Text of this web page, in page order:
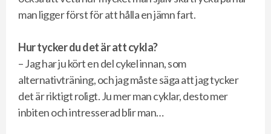
man ligger först för att hålla en jämn fart.
Hur tycker du det är att cykla?
– Jag har ju kört en del cykel innan, som
alternativträning, och jag måste säga att jag tycker
det är riktigt roligt. Ju mer man cyklar, desto mer
inbiten och intresserad blir man…